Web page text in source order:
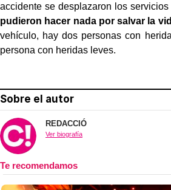
accidente se desplazaron los
pudieron hacer nada por salvar la
vehículo, hay dos personas con
persona con heridas leves.
Sobre el autor
REDACCIÓ
Ver biografía